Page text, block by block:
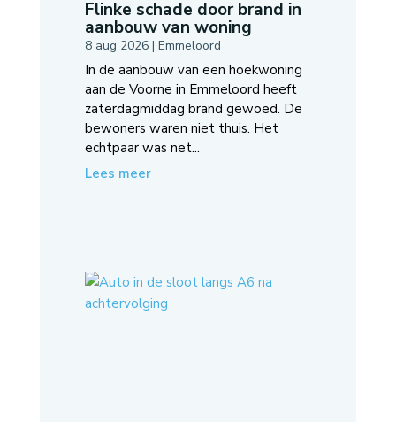
Flinke schade door brand in
aanbouw van woning
8 aug 2026| Emmeloord
In de aanbouw van een hoekwoning
aan de Voorne in Emmeloord heeft
zaterdagmiddag brand gewoed. De
bewoners waren niet thuis. Het
echtpaar was net...
Lees meer